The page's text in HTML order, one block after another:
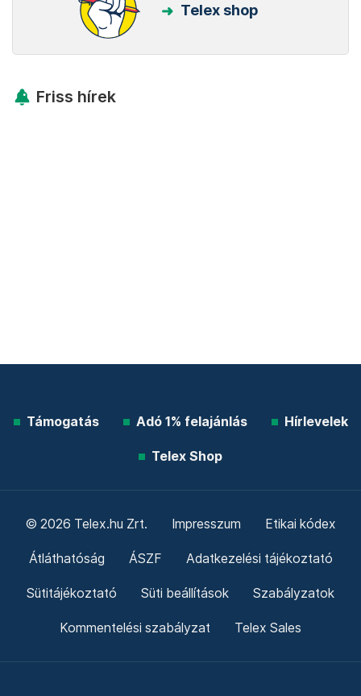
Telex shop
Friss hírek
Támogatás Adó 1% felajánlás Hírlevelek
Telex Shop
© 2026 Telex.hu Zrt. Impresszum Etikai kódex
Átláthatóság ÁSZF Adatkezelési tájékoztató
Sütitájékoztató Süti beállítások Szabályzatok
Kommentelési szabályzat Telex Sales